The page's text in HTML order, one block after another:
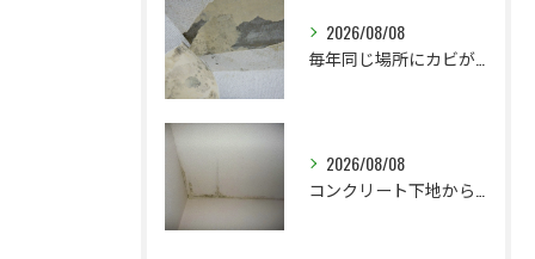
2026/08/08
2026/08/08